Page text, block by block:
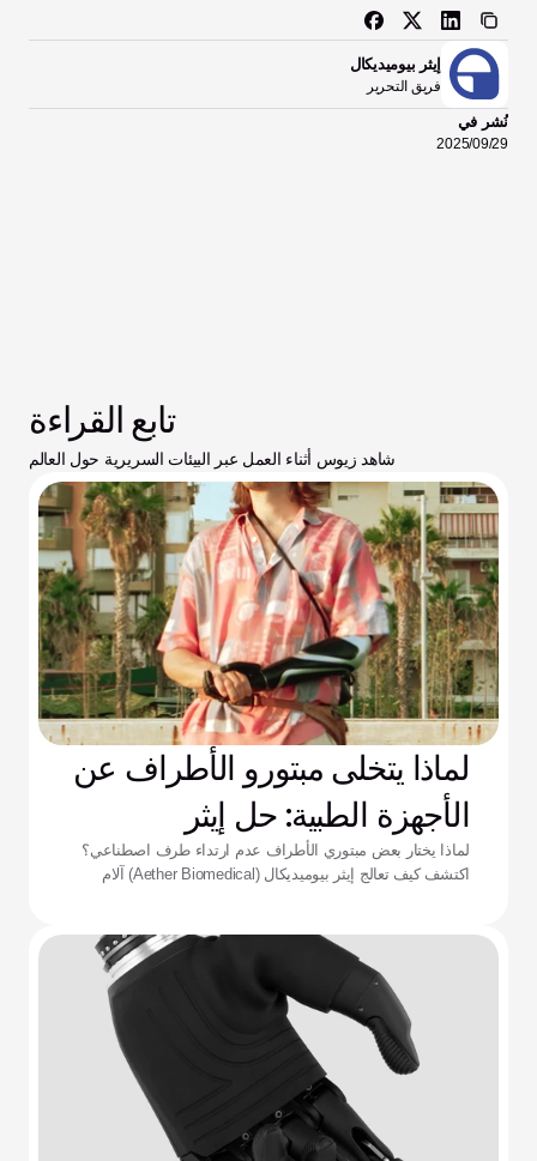
إيثر بيوميديكال
فريق التحرير
نُشر في
29‏/09‏/2025
تابع القراءة
شاهد زيوس أثناء العمل عبر البيئات السريرية حول العالم
لماذا يتخلى مبتورو الأطراف عن
الأجهزة الطبية: حل إيثر
لماذا يختار بعض مبتوري الأطراف عدم ارتداء طرف اصطناعي؟
اكتشف كيف تعالج إيثر بيوميديكال (Aether Biomedical) آلام